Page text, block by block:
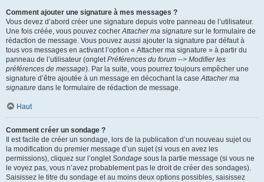
Comment ajouter une signature à mes messages ?
Vous devez d’abord créer une signature depuis votre panneau de l’utilisateur.
Une fois créée, vous pouvez cocherAttacher ma signature sur le formulaire de
rédaction de message. Vous pouvez aussi ajouter la signature par défaut à
tous vos messages en activant l’option « Attacher ma signature » à partir du
panneau de l’utilisateur (ongletPréférences du forum --> Modifier les
préférences de message). Par la suite, vous pourrez toujours empêcher une
signature d’être ajoutée à un message en décochant la caseAttacher ma
signature dans le formulaire de rédaction de message.
Haut
Comment créer un sondage ?
Il est facile de créer un sondage, lors de la publication d’un nouveau sujet ou
la modification du premier message d’un sujet (si vous en avez les
permissions), cliquez sur l’ongletSondage sous la partie message (si vous ne
le voyez pas, vous n’avez probablement pas le droit de créer des sondages).
Saisissez le titre du sondage et au moins deux options possibles, saisissez